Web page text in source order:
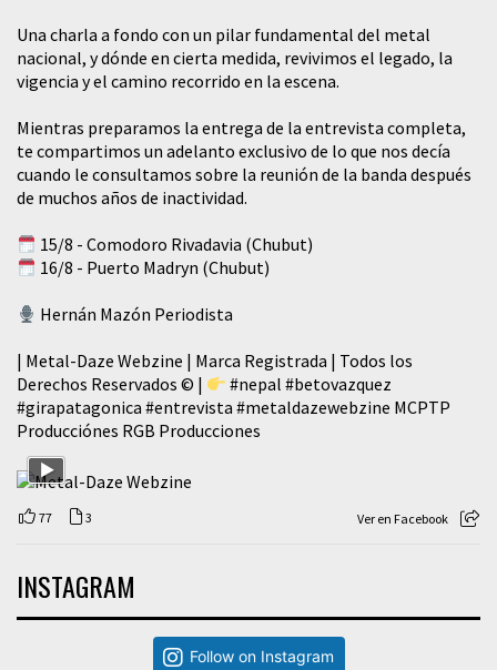
​Una charla a fondo con un pilar fundamental del metal
nacional, y dónde en cierta medida, revivimos el legado, la
vigencia y el camino recorrido en la escena.
Mientras preparamos la entrega de la entrevista completa,
te compartimos un adelanto exclusivo de lo que nos decía
cuando le consultamos sobre la reunión de la banda después
de muchos años de inactividad.
15/8 - Comodoro Rivadavia (Chubut)
16/8 - Puerto Madryn (Chubut)
Hernán Mazón Periodista
| Metal-Daze Webzine | Marca Registrada | Todos los
Derechos Reservados © |
#nepal #betovazquez
#girapatagonica #entrevista #metaldazewebzine MCPTP
Producciónes RGB Producciones
77 3 Ver en Facebook
INSTAGRAM
Follow on Instagram